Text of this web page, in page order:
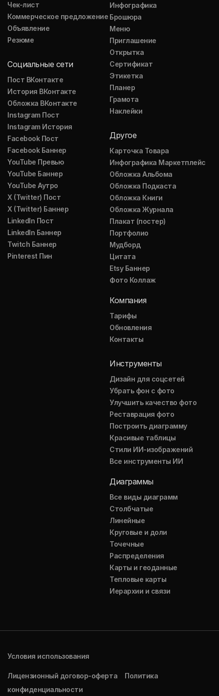
Чек-лист
Коммерческое предложение
Объявление
Резюме
Социальные сети
Пост ВКонтакте
История ВКонтакте
Обложка ВКонтакте
Instagram Пост
Instagram История
Facebook Пост
Facebook Баннер
YouTube Превью
YouTube Баннер
YouTube Аутро
X (Twitter) Пост
X (Twitter) Баннер
LinkedIn Пост
LinkedIn Баннер
Twitch Баннер
Pinterest Пин
Инфографика
Брошюра
Меню
Приглашение
Открытка
Сертификат
Этикетка
Планер
Грамота
Наклейки
Другое
Карточка Товара
Инфографика Маркетплейс
Обложка Альбома
Обложка Подкаста
Обложка Книги
Обложка Журнала
Плакат (постер)
Портфолио
Мудборд
Цитата
Etsy Баннер
Фото Коллаж
Компания
Тарифы
Обновления
Контакты
Инструменты
Дизайн для соцсетей
Убрать фон с фото
Улучшить качество фото
Реставрация фото
Построить диаграмму
Красивые таблицы
Стили ИИ-изображений
Все инструменты ИИ
Диаграммы
Все виды диаграмм
Столбчатые
Линейные
Круговые и доли
Точечные
Распределения
Карты и геоданные
Тепловые карты
Иерархии и связи
Условия использования
Лицензионный договор-оферта
Политика
конфиденциальности